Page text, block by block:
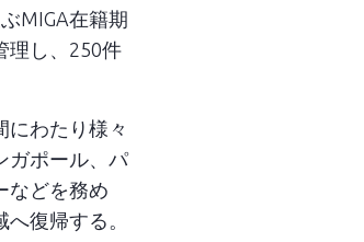
MIGA在籍期
理し、250件
にわたり様々
ガポール、パ
などを務め
復帰する。